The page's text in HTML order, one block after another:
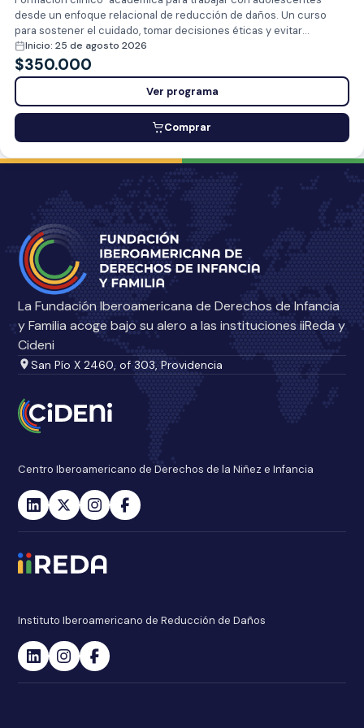
desde un enfoque relacional de reducción de daños. Un curso
para sostener el cuidado, tomar decisiones éticas y evitar
respuestas basadas en la exclusión en contextos de alta
complejidad.
Inicio: 25 de agosto 2026
$350.000
Ver programa
Comprar
La Fundación Iberoamericana de Derechos de Infancia
y Familia acoge bajo su alero a las instituciones iiReda y
Cideni
San Pío X 2460, of 303, Providencia
Centro Iberoamericano de Derechos de la Niñez e Infancia
Instituto Iberoamericano de Reducción de Daños